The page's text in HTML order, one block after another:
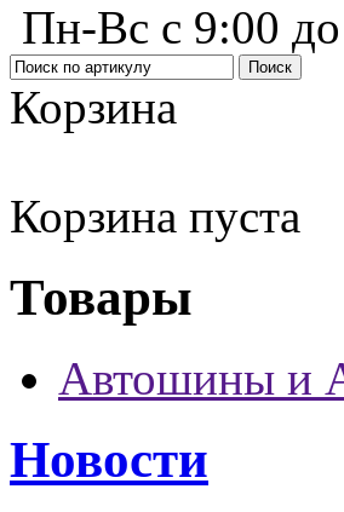
Пн-Вс с 9:00
Корзина
Корзина пуста
Товары
Автошины и
Новости